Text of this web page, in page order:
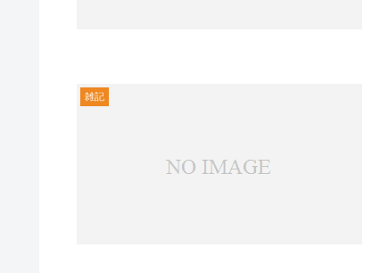
雑記